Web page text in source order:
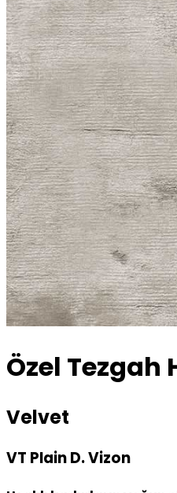
Özel Tezgah
Velvet
VT Plain D. Vizon